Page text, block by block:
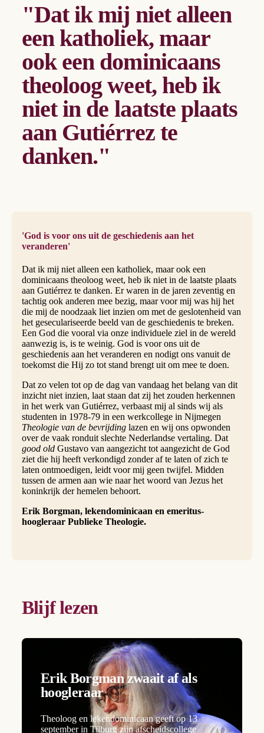
"Dat ik mij niet alleen
een katholiek, maar
ook een dominicaans
theoloog weet, heb ik
niet in de laatste plaats
aan Gutiérrez te
danken."
'God is voor ons uit de geschiedenis aan het
veranderen'
Dat ik mij niet alleen een katholiek, maar ook een
dominicaans theoloog weet, heb ik niet in de laatste plaats
aan Gutiérrez te danken. Er waren in de jaren zeventig en
tachtig ook anderen mee bezig, maar voor mij was hij het
die mij de noodzaak liet inzien om met de geslotenheid van
het geseculariseerde beeld van de geschiedenis te breken.
Een God die vooral via onze individuele ziel in de wereld
aanwezig is, is te weinig. God is voor ons uit de
geschiedenis aan het veranderen en nodigt ons vanuit de
toekomst die Hij zo tot stand brengt uit om mee te doen.
Dat zo velen tot op de dag van vandaag het belang van dit
inzicht niet inzien, laat staan dat zij het zouden herkennen
in het werk van Gutiérrez, verbaast mij al sinds wij als
studenten in 1978-79 in een werkcollege in Nijmegen
Theologie van de bevrijdinglazen en wij ons opwonden
over de vaak ronduit slechte Nederlandse vertaling. Dat
good oldGustavo van aangezicht tot aangezicht de God
ziet die hij heeft verkondigd zonder af te laten of zich te
laten ontmoedigen, leidt voor mij geen twijfel. Midden
tussen de armen aan wie naar het woord van Jezus het
koninkrijk der hemelen behoort.
Erik Borgman, lekendominicaan en emeritus-
hoogleraar Publieke Theologie.
Blijf lezen
Erik Borgman zwaait af als
hoogleraar
Theoloog en lekendominicaan geeft op 13
september in Tilburg zijn afscheidscollege